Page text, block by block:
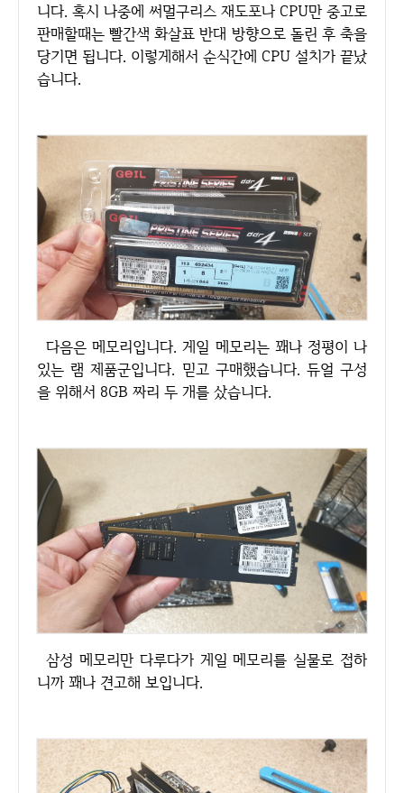
니다. 혹시 나중에 써멀구리스 재도포나 CPU만 중고로
판매할때는 빨간색 화살표 반대 방향으로 돌린 후 축을
당기면 됩니다. 이렇게해서 순식간에 CPU 설치가 끝났
습니다.
다음은 메모리입니다. 게일 메모리는 꽤나 정평이 나
있는 램 제품군입니다. 믿고 구매했습니다. 듀얼 구성
을 위해서 8GB 짜리 두 개를 샀습니다.
삼성 메모리만 다루다가 게일 메모리를 실물로 접하
니까 꽤나 견고해 보입니다.